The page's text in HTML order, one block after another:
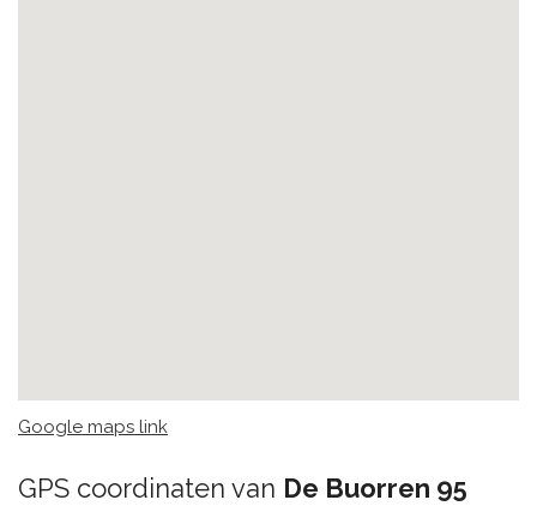
Google maps link
GPS coordinaten van De Buorren 95